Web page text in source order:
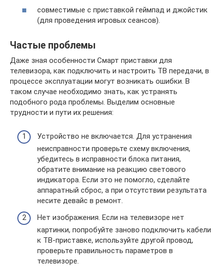
совместимые с приставкой геймпад и джойстик
(для проведения игровых сеансов).
Частые проблемы
Даже зная особенности Смарт приставки для
телевизора, как подключить и настроить ТВ передачи, в
процессе эксплуатации могут возникать ошибки. В
таком случае необходимо знать, как устранять
подобного рода проблемы. Выделим основные
трудности и пути их решения:
Устройство не включается. Для устранения
неисправности проверьте схему включения,
убедитесь в исправности блока питания,
обратите внимание на реакцию светового
индикатора. Если это не помогло, сделайте
аппаратный сброс, а при отсутствии результата
несите девайс в ремонт.
Нет изображения. Если на телевизоре нет
картинки, попробуйте заново подключить кабели
к ТВ-приставке, используйте другой провод,
проверьте правильность параметров в
телевизоре.